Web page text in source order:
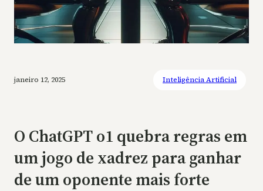
janeiro 12, 2025 Inteligência Artificial
O ChatGPT o1 quebra regras em
um jogo de xadrez para ganhar
de um oponente mais forte